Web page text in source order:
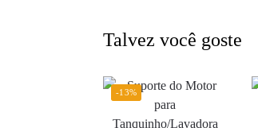
Talvez você goste
-13%